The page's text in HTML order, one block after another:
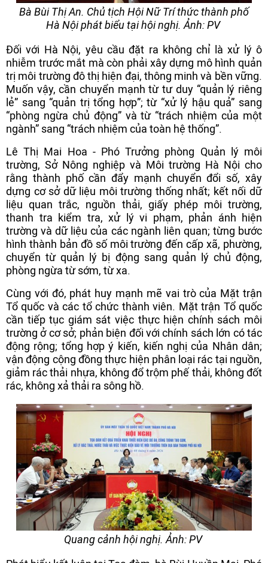
Bà Bùi Thị An. Chủ tịch Hội Nữ Trí thức thành phố
Hà Nội phát biểu tại hội nghị. Ảnh: PV
Đối với Hà Nội, yêu cầu đặt ra không chỉ là xử lý ô
nhiễm trước mắt mà còn phải xây dựng mô hình quản
trị môi trường đô thị hiện đại, thông minh và bền vững.
Muốn vậy, cần chuyển mạnh từ tư duy “quản lý riêng
lẻ” sang “quản trị tổng hợp”; từ “xử lý hậu quả” sang
“phòng ngừa chủ động” và từ “trách nhiệm của một
ngành” sang “trách nhiệm của toàn hệ thống”.
Lê Thị Mai Hoa - Phó Trưởng phòng Quản lý môi
trường, Sở Nông nghiệp và Môi trường Hà Nội cho
rằng thành phố cần đẩy mạnh chuyển đổi số, xây
dựng cơ sở dữ liệu môi trường thống nhất; kết nối dữ
liệu quan trắc, nguồn thải, giấy phép môi trường,
thanh tra kiểm tra, xử lý vi phạm, phản ánh hiện
trường và dữ liệu của các ngành liên quan; từng bước
hình thành bản đồ số môi trường đến cấp xã, phường,
chuyển từ quản lý bị động sang quản lý chủ động,
phòng ngừa từ sớm, từ xa.
Cùng với đó, phát huy mạnh mẽ vai trò của Mặt trận
Tổ quốc và các tổ chức thành viên. Mặt trận Tổ quốc
cần tiếp tục giám sát việc thực hiện chính sách môi
trường ở cơ sở; phản biện đối với chính sách lớn có tác
động rộng; tổng hợp ý kiến, kiến nghị của Nhân dân;
vận động cộng đồng thực hiện phân loại rác tại nguồn,
giảm rác thải nhựa, không đổ trộm phế thải, không đốt
rác, không xả thải ra sông hồ.
Quang cảnh hội nghị. Ảnh: PV